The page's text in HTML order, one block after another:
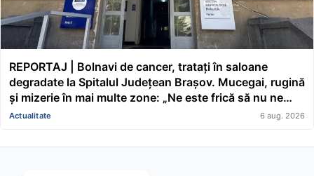
REPORTAJ | Bolnavi de cancer, tratați în saloane
degradate la Spitalul Județean Brașov. Mucegai, rugină
și mizerie în mai multe zone: „Ne este frică să nu ne
cadă tavanul în cap” FOTO/VIDEO
Actualitate 6 aug. 2026